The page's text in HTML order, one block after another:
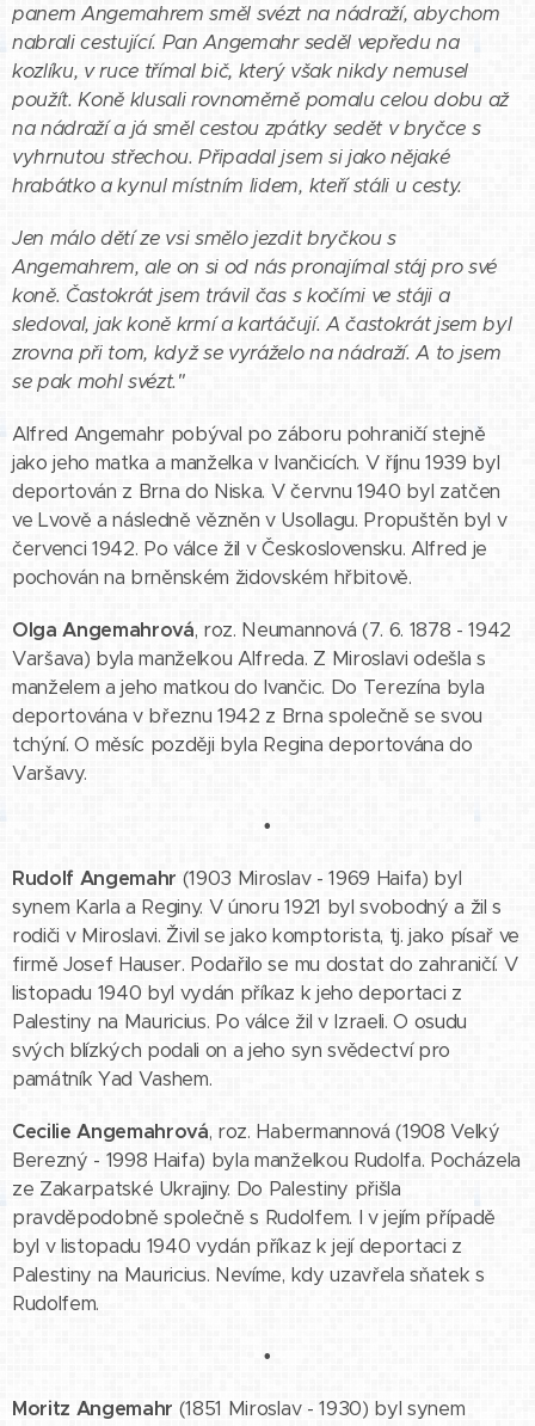
panem Angemahrem směl svézt na nádraží, abychom
nabrali cestující. Pan Angemahr seděl vepředu na
kozlíku, v ruce třímal bič, který však nikdy nemusel
použít. Koně klusali rovnoměrně pomalu celou dobu až
na nádraží a já směl cestou zpátky sedět v bryčce s
vyhrnutou střechou. Připadal jsem si jako nějaké
hrabátko a kynul místním lidem, kteří stáli u cesty.
Jen málo dětí ze vsi smělo jezdit bryčkou s
Angemahrem, ale on si od nás pronajímal stáj pro své
koně. Častokrát jsem trávil čas s kočími ve stáji a
sledoval, jak koně krmí a kartáčují. A častokrát jsem byl
zrovna při tom, když se vyráželo na nádraží. A to jsem
se pak mohl svézt."
Alfred Angemahr pobýval po záboru pohraničí stejně
jako jeho matka a manželka v Ivančicích. V říjnu 1939 byl
deportován z Brna do Niska. V červnu 1940 byl zatčen
ve Lvově a následně vězněn v Usollagu. Propuštěn byl v
červenci 1942. Po válce žil v Československu. Alfred je
pochován na brněnském židovském hřbitově.
Olga Angemahrová, roz. Neumannová (7. 6. 1878 - 1942
Varšava) byla manželkou Alfreda. Z Miroslavi odešla s
manželem a jeho matkou do Ivančic. Do Terezína byla
deportována v březnu 1942 z Brna společně se svou
tchýní. O měsíc později byla Regina deportována do
Varšavy.
•
Rudolf Angemahr (1903 Miroslav - 1969 Haifa) byl
synem Karla a Reginy. V únoru 1921 byl svobodný a žil s
rodiči v Miroslavi. Živil se jako komptorista, tj. jako písař ve
firmě Josef Hauser. Podařilo se mu dostat do zahraničí. V
listopadu 1940 byl vydán příkaz k jeho deportaci z
Palestiny na Mauricius. Po válce žil v Izraeli. O osudu
svých blízkých podali on a jeho syn svědectví pro
památník Yad Vashem.
Cecilie Angemahrová, roz. Habermannová (1908 Velký
Berezný - 1998 Haifa) byla manželkou Rudolfa. Pocházela
ze Zakarpatské Ukrajiny. Do Palestiny přišla
pravděpodobně společně s Rudolfem. I v jejím případě
byl v listopadu 1940 vydán příkaz k její deportaci z
Palestiny na Mauricius. Nevíme, kdy uzavřela sňatek s
Rudolfem.
•
Moritz Angemahr (1851 Miroslav - 1930) byl synem